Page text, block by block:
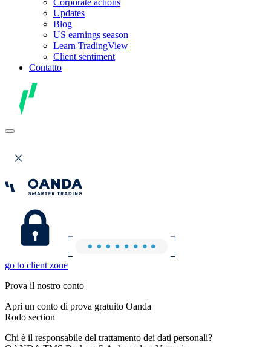
Updates
Blog
US earnings season
Learn TradingView
Client sentiment
Contatto
go to client zone
Prova il nostro conto
Apri un conto di prova gratuito Oanda
Rodo section
Chi è il responsabile del trattamento dei dati personali?